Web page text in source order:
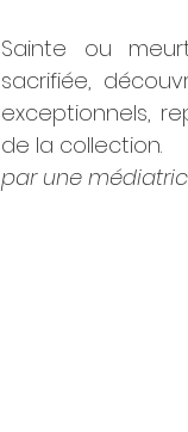
Sainte ou
sacrifiée,
exceptionnels,
de la collection.
par une